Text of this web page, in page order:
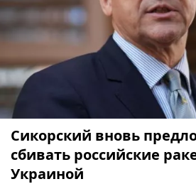
Сикорский вновь
сбивать российские
Украиной